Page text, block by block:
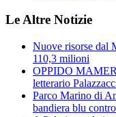
Le Altre Notizie
Nuove risorse dal
110,3 milioni
OPPIDO
letterario
Parco Marino di
bandiera blu